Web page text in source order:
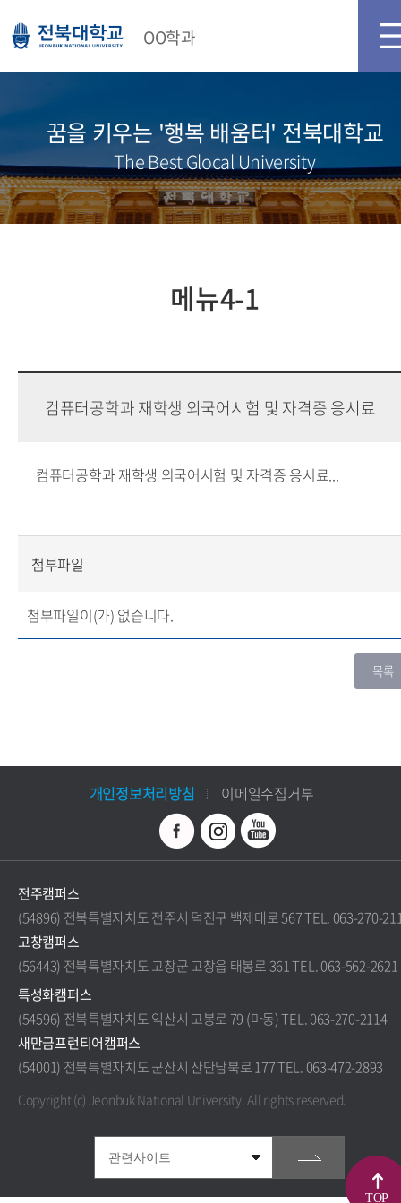
OO학과
꿈을 키우는 '행복 배움터' 전북대학교
The Best Glocal University
메뉴4-1
컴퓨터공학과 재학생 외국어시험 및 자격증 응시료
컴퓨터공학과 재학생 외국어시험 및 자격증 응시료...
첨부파일
첨부파일이(가) 없습니다.
개인정보처리방침 이메일수집거부
전주캠퍼스
(54896) 전북특별자치도 전주시 덕진구 백제대로 567 TEL. 063-270-
고창캠퍼스
(56443) 전북특별자치도 고창군 고창읍 태봉로 361 TEL. 063-562-2621
특성화캠퍼스
(54596) 전북특별자치도 익산시 고봉로 79 (마동) TEL. 063-270-2114
새만금프런티어캠퍼스
(54001) 전북특별자치도 군산시 산단남북로 177 TEL. 063-472-2893
Copyright (c) Jeonbuk National University.All rights reserved.
TOP